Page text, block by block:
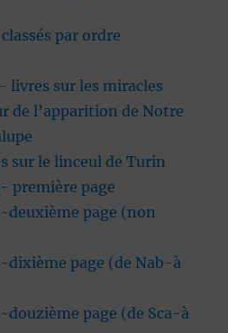
par ordre
livres sur les miracles
de l’apparition de Notre
sur le linceul de Turin
première page
page (non
dixième page (de Nab-à
page (de Sca-à